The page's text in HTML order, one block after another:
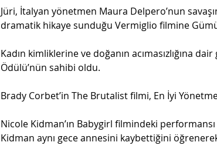
Jüri, İtalyan yönetmen Maura Delpero’nun
dramatik hikaye sunduğu Vermiglio filmine
Kadın kimliklerine ve doğanın acımasızlığına
Ödülü’nün sahibi oldu.
Brady Corbet’in The Brutalist filmi, En İyi
Nicole Kidman’ın Babygirl filmindeki
Kidman aynı gece annesini kaybettiğini